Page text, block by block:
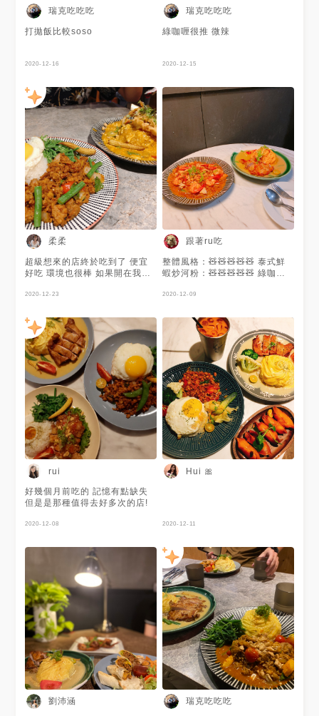
瑞克吃吃吃
打拋飯比較soso
2020-12-16
瑞克吃吃吃
綠咖喱很推 微辣
2020-12-15
柔柔
超級想來的店終於吃到了 便宜
好吃 環境也很棒 如果開在我家
2020-12-23
跟著ru吃
整體風格：🧸🧸🧸🧸🧸 泰式鮮
蝦炒河粉：🧸🧸🧸🧸🧸 綠咖喱
去了兩次都點一樣 但都一樣好
不會讓人失望 #跟著ru吃
2020-12-09
rui
好幾個月前吃的 記憶有點缺失
但是是那種值得去好多次的店!
2020-12-08
Hui 🎀
2020-12-11
劉沛涵 瑞克吃吃吃